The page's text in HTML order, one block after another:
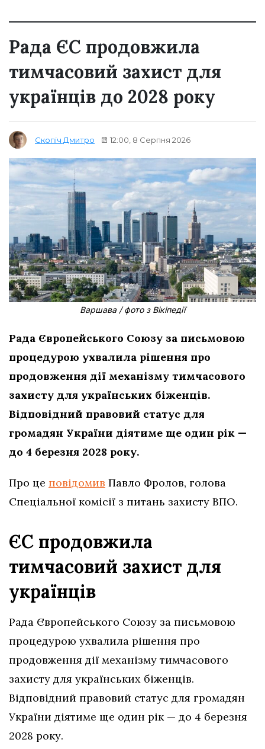
Рада ЄС продовжила
тимчасовий захист для
українців до 2028 року
Скопіч Дмитро 12:00, 8 Серпня 2026
Варшава / фото з Вікіпедії
Рада Європейського Союзу за письмовою
процедурою ухвалила рішення про
продовження дії механізму тимчасового
захисту для українських біженців.
Відповідний правовий статус для
громадян України діятиме ще один рік —
до 4 березня 2028 року.
Про це повідомив Павло Фролов, голова
Спеціальної комісії з питань захисту ВПО.
ЄС продовжила
тимчасовий захист для
українців
Рада Європейського Союзу за письмовою
процедурою ухвалила рішення про
продовження дії механізму тимчасового
захисту для українських біженців.
Відповідний правовий статус для громадян
України діятиме ще один рік — до 4 березня
2028 року.